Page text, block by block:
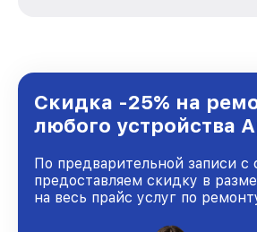
и лояльности наших клиентов.
Скидка -25% на
любого устройства
По предварительной записи с
предоставляем скидку в
на весь прайс услуг по